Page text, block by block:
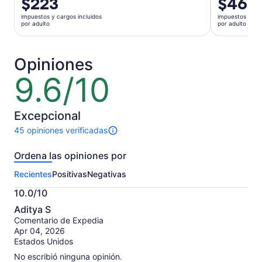
precio
es
de
por
adulto
impuestos y cargos incluidos
por adulto
precio
es
de
impuestos y
por adulto
Opiniones
9.6/10
9.6
de
10
Excepcional
45 opiniones verificadas
Hay
opiniones
esta
actividad.
Más
información
sobre
nuestras
opiniones
Ordena las opiniones por
RecientesPositivasNegativas
10.0/10
10.0
de
10
Aditya S
Comentario de Expedia
Apr 04, 2026
Estados Unidos
No escribió ninguna opinión.